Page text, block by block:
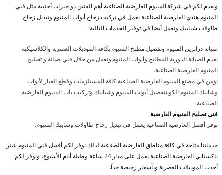
ونقدم لكم في شركة المنيوم العارضية الصناعية أهم الفنين ذو خبرات أجنبية مثل فني
المنيوم هندي العارضية الصناعية يعمل في تركيب زجاج أبواب المنيوم وتبديل زجاج
طاولات شبابيك ونعمل أيضا في توفير الخدمات التالية:
صيانة درابزين المنيوم وتفصيل مطبخ المنيوم بكافة الموديلات العصرية والكلاسيكية.
نقدم الصيانة الدورية للمطابخ وأبواب المنيوم ونعمل من خلال فني صيانة و تصليح
المنيوم العارضية الصناعية.
نؤمن في مصنع المنيوم العارضية الصناعية كافة المستلزمات وقطع الغيار لأبواب
وشابيك المنيوم الكويتتفصيل أبواب المنيوم وشبابيك وتركيب باب المنيوم العارضية
الصناعية
فني تصليح المنيوم العارضية
نوفر أفضل العارضية الصناعية يعمل في تبديل زجاج طاولات وشابيك المنيوم.
خدماتنا متاحة في كافة مناطق العارضية الصناعية لذلك نوفر لكم أفضل فني المنيوم شتر
باكستاني العارضية الصناعية يعمل على مدار 24 ساعة وطيلة أيام الأسبوع، ونوفر لكم
أحدث الموديلات العصرية وبأسعار رخيصة جداً.